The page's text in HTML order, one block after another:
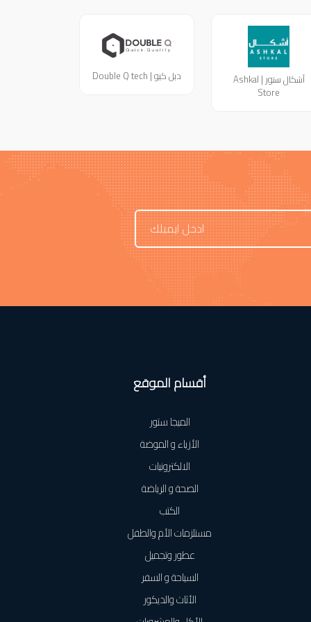
أشكال ستور | Ashkal
Store
دبل كيو | Double Q tech
أقسام الموقع
الميجا ستور
الأزياء و الموضة
الالكترونيات
الصحة و الرياضة
الكتب
مستلزمات الأم والطفل
عطور وتجميل
السياحة و السفر
الأثاث والديكور